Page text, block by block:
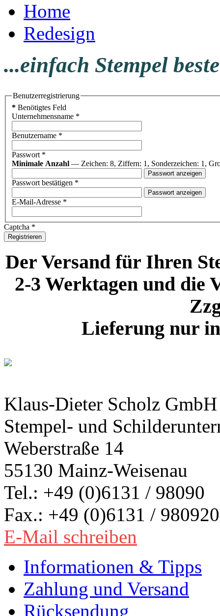
Home
Redesign
...einfach Stempel
Benutzerregistrierung
* Benötigtes Feld
Unternehmensname *
Benutzername *
Passwort *
Minimale Anzahl — Zeichen: 8, Ziffern: 1, Sonderzeichen: 1,
Passwort anzeigen
Passwort bestätigen *
Passwort anzeigen
E-Mail-Adresse *
Captcha *
Registrieren
Der Versand für Ihren
2-3 Werktagen und die
Lieferung nur
Klaus-Dieter Scholz GmbH
Stempel- und
Weberstraße 14
55130 Mainz-Weisenau
Tel.: +49 (0)6131 / 98090
Fax.: +49 (0)6131 / 980920
E-Mail schreiben
Informationen & Tipps
Zahlung und Versand
Rücksendung